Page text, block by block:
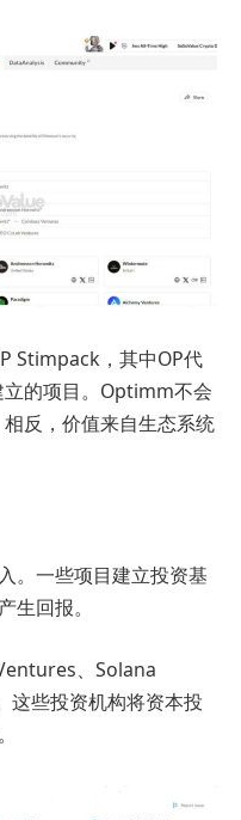
Stimpack，其中OP代
的项目。Optimm不会
反，价值来自生态系统
。一些项目建立投资基
生回报。
、Solana
些投资机构将资本投